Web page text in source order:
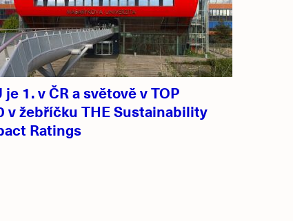
je 1. v ČR a světově v TOP
v žebříčku THE Sustainability
Ratings